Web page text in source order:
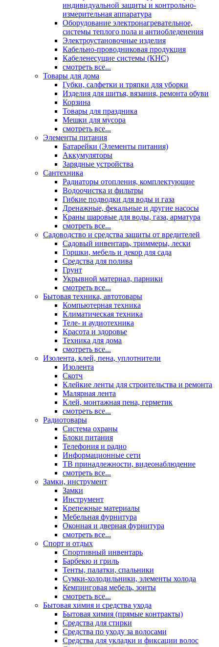
индивидуальной защиты и контрольно-
измерительная аппаратура
Оборудование электронагревательное,
системы теплого пола и антиобледенения
Электроустановочные изделия
Кабельно-проводниковая продукция
Кабеленесущие системы (КНС)
смотреть все...
Товары для дома
Губки, салфетки и тряпки для уборки
Изделия для шитья, вязания, ремонта обуви
Корзина
Товары для праздника
Мешки для мусора
смотреть все...
Элементы питания
Батарейки (Элементы питания)
Аккумуляторы
Зарядные устройства
Сантехника
Радиаторы отопления, комплектующие
Водоочистка и фильтры
Гибкие подводки для воды и газа
Дренажные, фекальные и другие насосы
Краны шаровые для воды, газа, арматура
смотреть все...
Садоводство и средства защиты от вредителей
Садовый инвентарь, триммеры, лески
Горшки, мебель и декор для сада
Средства для полива
Грунт
Укрывной материал, парники
смотреть все...
Бытовая техника, автотовары
Компьютерная техника
Климатическая техника
Теле- и аудиотехника
Красота и здоровье
Техника для дома
смотреть все...
Изолента, клей, пена, уплотнители
Изолента
Скотч
Клейкие ленты для строительства и ремонта
Малярная лента
Клей, монтажная пена, герметик
смотреть все...
Радиотовары
Система охраны
Блоки питания
Телефония и радио
Информационные сети
ТВ принадлежности, видеонаблюдение
смотреть все...
Замки, инструмент
Замки
Инструмент
Крепежные материалы
Мебельная фурнитура
Оконная и дверная фурнитура
смотреть все...
Спорт и отдых
Спортивный инвентарь
Барбекю и гриль
Тенты, палатки, спальники
Сумки-холодильники, элементы холода
Кемпинговая мебель, зонты
смотреть все...
Бытовая химия и средства ухода
Бытовая химия (прямые контракты)
Средства для стирки
Средства по уходу за волосами
Средства для укладки и фиксации волос